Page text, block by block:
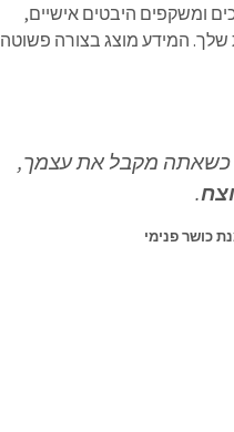
ומשקפים היבטים אישיים,
המידע מוצג בצורה פשוטה
כשאתה מקבל את עצמך,
.
כושר פנימי